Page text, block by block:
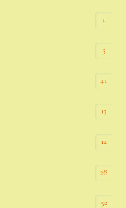
1
5
41
13
12
28
52